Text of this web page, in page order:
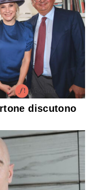
discutono